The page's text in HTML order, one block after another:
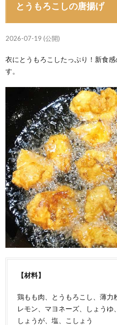
とうもろこしの唐揚げ
2026-07-19 (公開)
衣にとうもろこしたっぷり！新食
す。
【材料】
鶏もも肉、とうもろこし、薄力
レモン、マヨネーズ、しょうゆ
しょうが、塩、こしょう